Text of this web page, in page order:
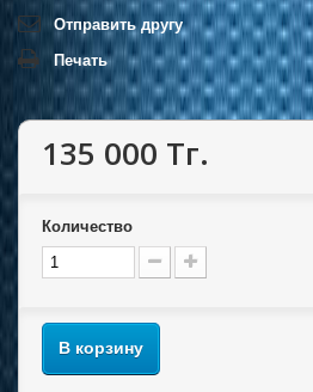
Отправить другу
Печать
135 000 Тг.
Количество
В корзину